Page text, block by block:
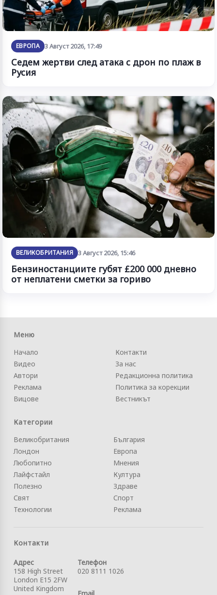
ЕВРОПА 3 Август 2026, 17:49
Седем жертви след атака с дрон по плаж в
Русия
ВЕЛИКОБРИТАНИЯ 3 Август 2026, 15:46
Бензиностанциите губят £200 000 дневно
от неплатени сметки за гориво
Меню
Начало
Видео
Автори
Реклама
Вицове
Контакти
За нас
Редакционна политика
Политика за корекции
Вестникът
Категории
Великобритания
Лондон
Любопитно
Лайфстайл
Полезно
Свят
Технологии
България
Европа
Мнения
Култура
Здраве
Спорт
Реклама
Контакти
Адрес
158 High Street
London E15 2FW
United Kingdom
Телефон
020 8111 1026